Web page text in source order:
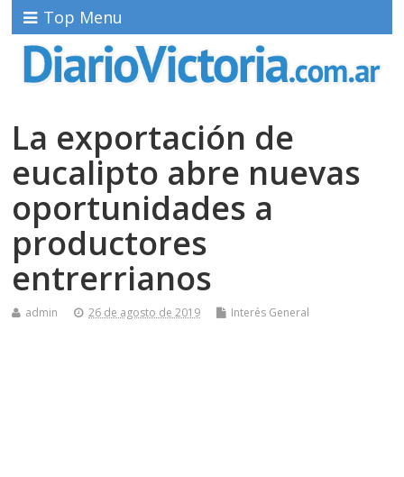
Top Menu
La exportación de
eucalipto abre nuevas
oportunidades a
productores
entrerrianos
admin 26 de agosto de 2019 Interés General